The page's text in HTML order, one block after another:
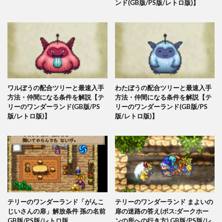
ンド(GB版/PS版/レトロ版)】
ワルぼうの配合ツリーと最速入手
方法・仲間になる条件を解説【テ
リーのワンダーランド(GB版/PS
版/レトロ版)】
わたぼうの配合ツリーと最速入手
方法・仲間になる条件を解説【テ
リーのワンダーランド(GB版/PS
版/レトロ版)】
テリーのワンダーランド「がんこ
じいさんの扉」解放条件 孫の名前
GB版/PS版/レトロ版
テリーのワンダーランド まよいの
扉の迷路の答え(ボス:ダークホー
ンの所への行き方) GB版/PS版/レ